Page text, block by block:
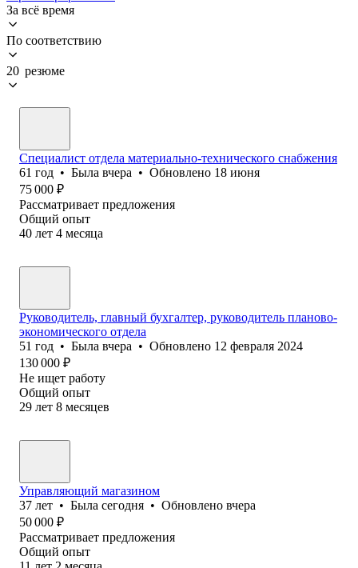
За всё время
По соответствию
20 резюме
Специалист отдела материально-технического снабжения
61 год • Была вчера • Обновлено 18 июня
75 000 ₽
Рассматривает предложения
Общий опыт
40 лет 4 месяца
Руководитель, главный бухгалтер, руководитель планово-
экономического отдела
51 год • Была вчера • Обновлено 12 февраля 2024
130 000 ₽
Не ищет работу
Общий опыт
29 лет 8 месяцев
Управляющий магазином
37 лет • Была сегодня • Обновлено вчера
50 000 ₽
Рассматривает предложения
Общий опыт